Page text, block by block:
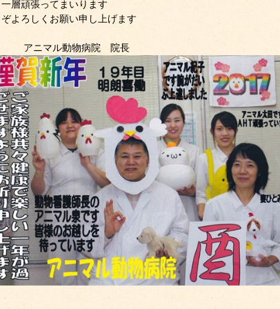
層頑張ってまいります
よろしくお願い申し上げます
アニマル動物病院 院長